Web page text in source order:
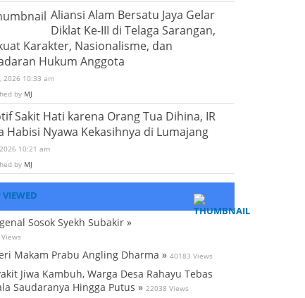
Aliansi Alam Bersatu Jaya Gelar
Diklat Ke-III di Telaga Sarangan,
Karakter, Nasionalisme, dan
Hukum Anggota
2026 10:33 am
by MJ
Sakit Hati karena Orang Tua Dihina, IR
Habisi Nyawa Kekasihnya di Lumajang
10:21 am
by MJ
VIEWED
Sosok Syekh Subakir »
Makam Prabu Angling Dharma » 40183 Views
Jiwa Kambuh, Warga Desa Rahayu Tebas
Saudaranya Hingga Putus » 22038 Views